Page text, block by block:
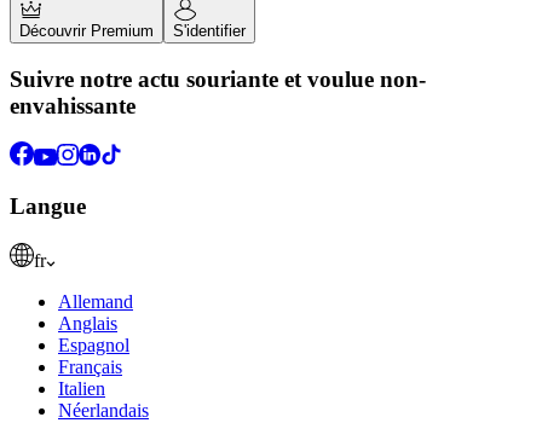
Découvrir Premium S'identifier
Suivre notre actu souriante et voulue non-
envahissante
Langue
fr
Allemand
Anglais
Espagnol
Français
Italien
Néerlandais